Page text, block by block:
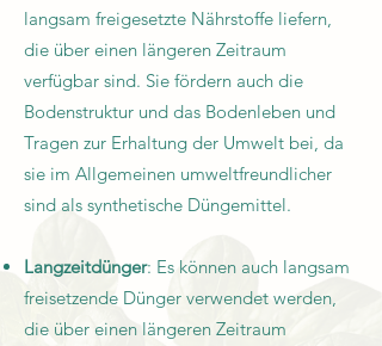
langsam freigesetzte Nährstoffe liefern,
die über einen längeren Zeitraum
verfügbar sind. Sie fördern auch die
Bodenstruktur und das Bodenleben und
Tragen zur Erhaltung der Umwelt bei, da
sie im Allgemeinen umweltfreundlicher
sind als synthetische Düngemittel.
Langzeitdünger: Es können auch langsam
freisetzende Dünger verwendet werden,
die über einen längeren Zeitraum